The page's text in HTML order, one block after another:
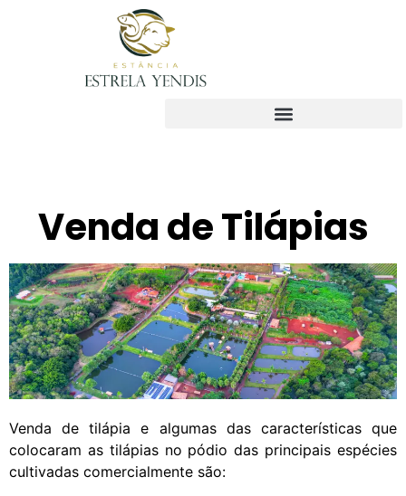
Venda de Tilápias
Venda de tilápia e algumas das características que
colocaram as tilápias no pódio das principais espécies
cultivadas comercialmente são: